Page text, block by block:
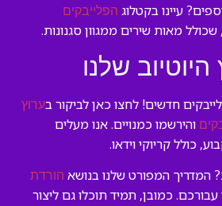
עיינו בקטלוג הפלייבקים
מאות שירים ממגוון סגנונות.
שלנו
חדשים! לחצו כאן לביקור בערוץ
והירשמו כמנויים. אנו מעלים
כולל קריוקי וידאו.
המדריך המפורט שלנו בנושא הורדת
עבורכם. כמובן, תמיד תוכלו גם ליצור